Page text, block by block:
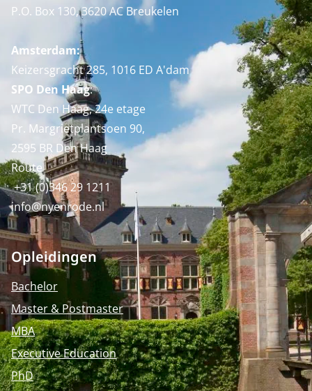
P.O. Box 130, 3620 AC Breukelen
Amsterdam:
Keizersgracht 285, 1016 ED A'dam
SPO Den Haag:
WTC Den Haag, 24e etage
Pr. Margrietplantsoen 90,
2595 BR Den Haag
Route
+31 (0)346 29 1211
info@nyenrode.nl
Opleidingen
Bachelor
Master & Postmaster
MBA
Executive Education
PhD